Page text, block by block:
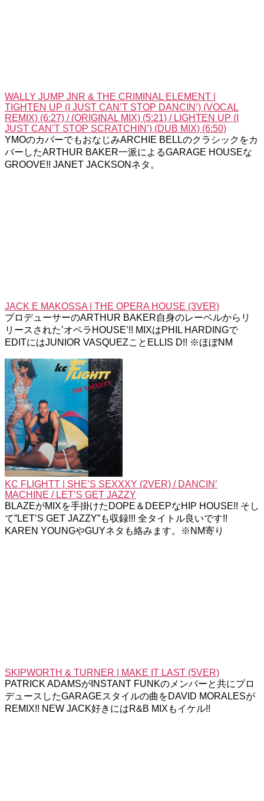
WALLY JUMP JNR & THE CRIMINAL ELEMENT |
TIGHTEN UP (I JUST CAN’T STOP DANCIN’) (VOCAL
REMIX) (6:27) / (ORIGINAL MIX) (5:21) / LIGHTEN UP (I
JUST CAN’T STOP SCRATCHIN’) (DUB MIX) (6:50)
YMOのカバーでもおなじみARCHIE BELLのクラシックをカ
バーしたARTHUR BAKER一派によるGARAGE HOUSEな
GROOVE!! JANET JACKSONネタ。
JACK E MAKOSSA | THE OPERA HOUSE (3VER)
プロデューサーのARTHUR BAKER自身のレーベルからリ
リースされた’オペラHOUSE’!! MIXはPHIL HARDINGで
EDITにはJUNIOR VASQUEZことELLIS D!! ※ほぼNM
KC FLIGHTT | SHE’S SEXXXY (2VER) / DANCIN’
MACHINE / LET’S GET JAZZY
BLAZEがMIXを手掛けたDOPE＆DEEPなHIP HOUSE!! そし
て”LET’S GET JAZZY”も収録!!! 全タイトル良いです!!
KAREN YOUNGやGUYネタも絡みます。※NM寄り
SKIPWORTH & TURNER | MAKE IT LAST (5VER)
PATRICK ADAMSがINSTANT FUNKのメンバーと共にプロ
デュースしたGARAGEスタイルの曲をDAVID MORALESが
REMIX!! NEW JACK好きにはR&B MIXもイケル!!